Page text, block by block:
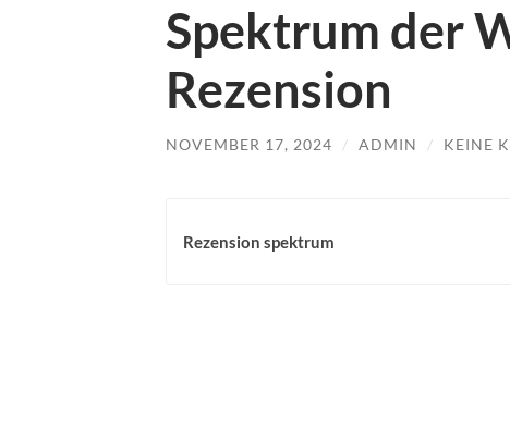
Spektrum der
Rezension
NOVEMBER 17, 2024 / ADMIN / KEINE
Rezension spektrum